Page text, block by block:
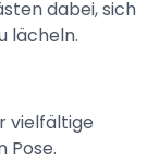
dabei, sich
lächeln.
vielfältige
Pose.